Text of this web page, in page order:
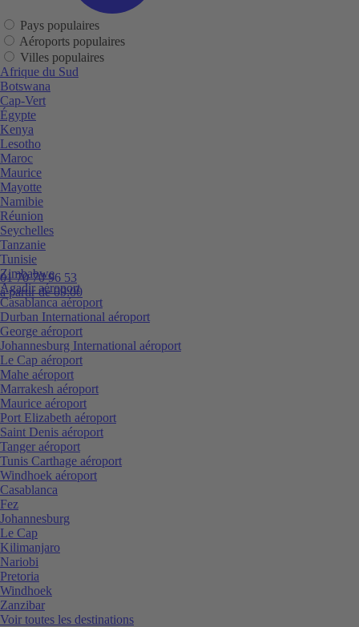
01 70 70 96 53
à partir de 09:00
Pays populaires
Aéroports populaires
Villes populaires
Afrique du Sud
Botswana
Cap-Vert
Égypte
Kenya
Lesotho
Maroc
Maurice
Mayotte
Namibie
Réunion
Seychelles
Tanzanie
Tunisie
Zimbabwe
Agadir aéroport
Casablanca aéroport
Durban International aéroport
George aéroport
Johannesburg International aéroport
Le Cap aéroport
Mahe aéroport
Marrakesh aéroport
Maurice aéroport
Port Elizabeth aéroport
Saint Denis aéroport
Tanger aéroport
Tunis Carthage aéroport
Windhoek aéroport
Casablanca
Fez
Johannesburg
Le Cap
Kilimanjaro
Nariobi
Pretoria
Windhoek
Zanzibar
Voir toutes les destinations